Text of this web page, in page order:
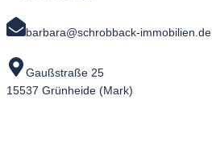
barbara@schrobback-immobilien.de
Gaußstraße 25
15537 Grünheide (Mark)